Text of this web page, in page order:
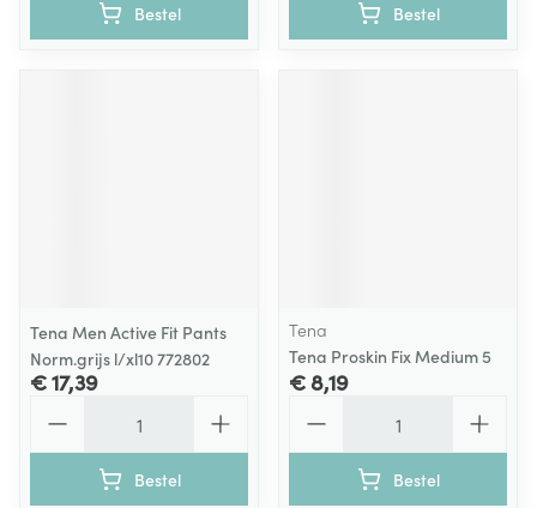
Bestel Bestel
Tena Men Active Fit Pants
Norm.grijs l/xl10 772802
€ 17,39
Bestel
Tena
Tena Proskin Fix Medium 5
€ 8,19
Bestel